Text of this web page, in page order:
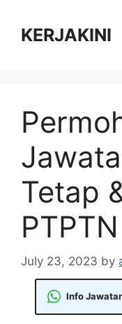
contentKERJAKINI
Tetap
PTPTN
July 23, 2023 by
Info